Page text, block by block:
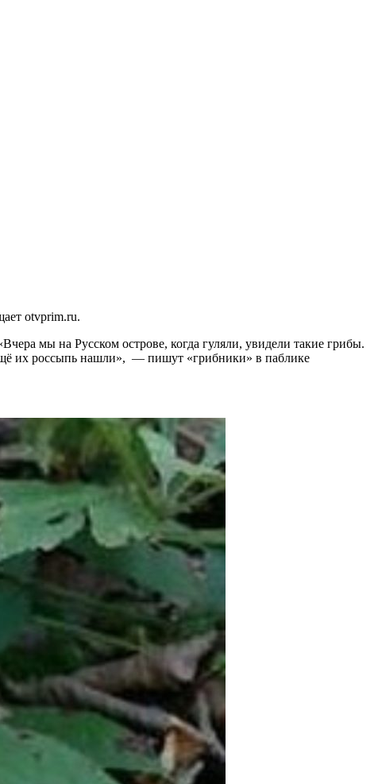
otvprim.ru.
мы на Русском острове, когда гуляли, увидели такие грибы.
их россыпь нашли», — пишут «грибники» в паблике